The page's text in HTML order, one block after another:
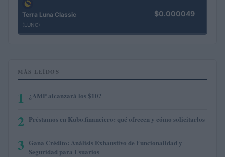
Terra Luna Classic
(LUNC)
$0.000049
MÁS LEÍDOS
1 ¿AMP alcanzará los $10?
2 Préstamos en Kubo.financiero: qué ofrecen y cómo solicitarlos
3 Gana Crédito: Análisis Exhaustivo de Funcionalidad y
Seguridad para Usuarios